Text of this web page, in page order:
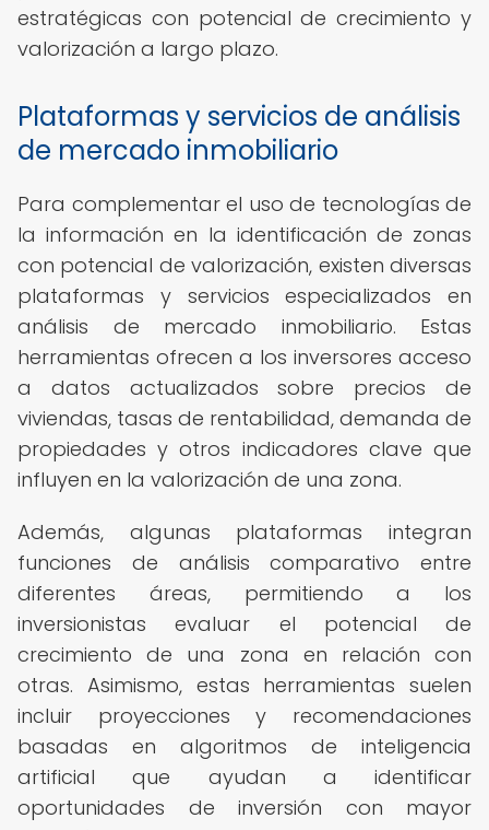
estratégicas con potencial de crecimiento y
valorización a largo plazo.
Plataformas y servicios de análisis
de mercado inmobiliario
Para complementar el uso de tecnologías de
la información en la identificación de zonas
con potencial de valorización, existen diversas
plataformas y servicios especializados en
análisis de mercado inmobiliario. Estas
herramientas ofrecen a los inversores acceso
a datos actualizados sobre precios de
viviendas, tasas de rentabilidad, demanda de
propiedades y otros indicadores clave que
influyen en la valorización de una zona.
Además, algunas plataformas integran
funciones de análisis comparativo entre
diferentes áreas, permitiendo a los
inversionistas evaluar el potencial de
crecimiento de una zona en relación con
otras. Asimismo, estas herramientas suelen
incluir proyecciones y recomendaciones
basadas en algoritmos de inteligencia
artificial que ayudan a identificar
oportunidades de inversión con mayor